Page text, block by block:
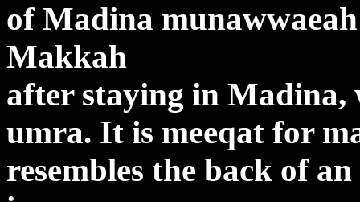
of Madina
Makkah
after staying in Madina,
umra. It is meeqat for
resembles the back of